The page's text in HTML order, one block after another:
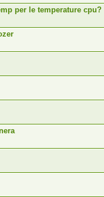
per le temperature cpu?